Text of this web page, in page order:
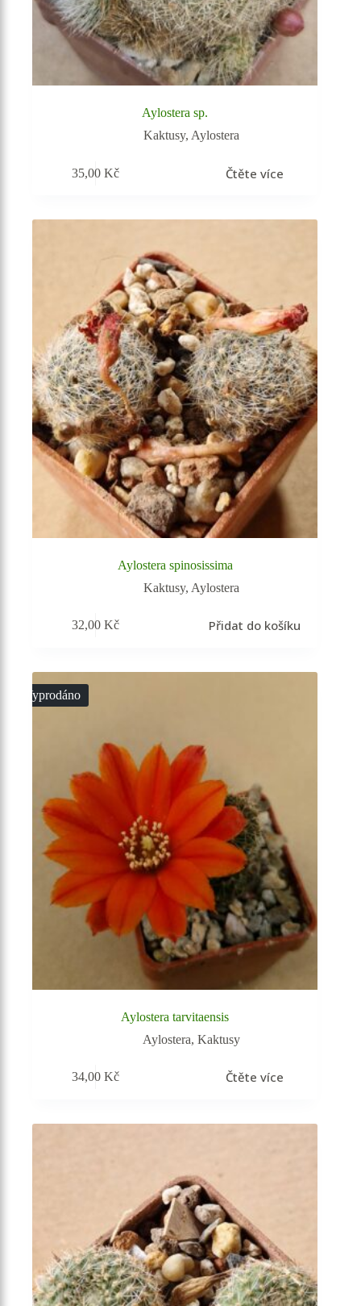
Aylostera sp.
Kaktusy, Aylostera
35,00Kč Čtěte více
Aylostera spinosissima
Kaktusy, Aylostera
32,00Kč Přidat do košíku
Vyprodáno
Aylostera tarvitaensis
Aylostera, Kaktusy
34,00Kč Čtěte více